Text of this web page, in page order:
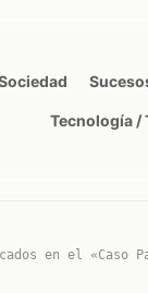
Tecnología /
en el «Caso